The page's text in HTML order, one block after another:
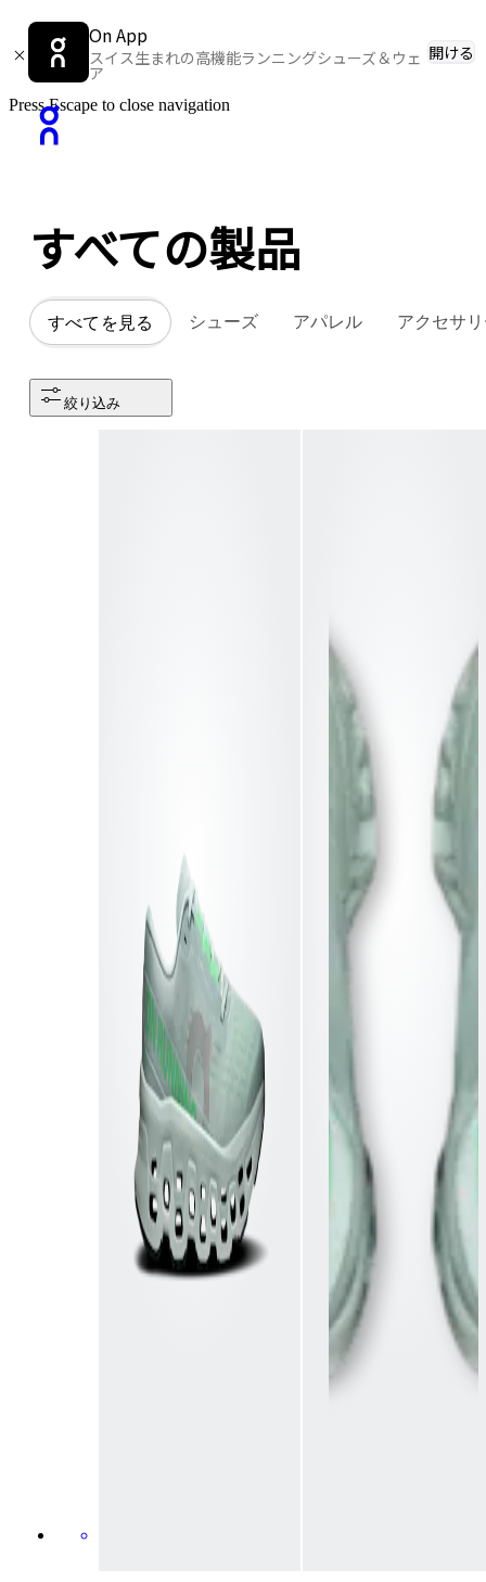
On App
スイス生まれの高機能ランニングシューズ＆ウェ
ア
開ける
Press Escape to close navigation
すべての​​製品
すべてを見る シューズ アパレル アクセサ
絞り込み